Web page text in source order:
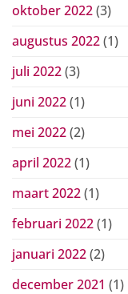
oktober 2022(3)
augustus 2022(1)
juli 2022(3)
juni 2022(1)
mei 2022(2)
april 2022(1)
maart 2022(1)
februari 2022(1)
januari 2022(2)
december 2021 (1)